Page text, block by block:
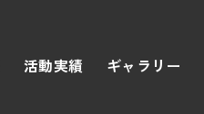
活動実績 ギャラリー